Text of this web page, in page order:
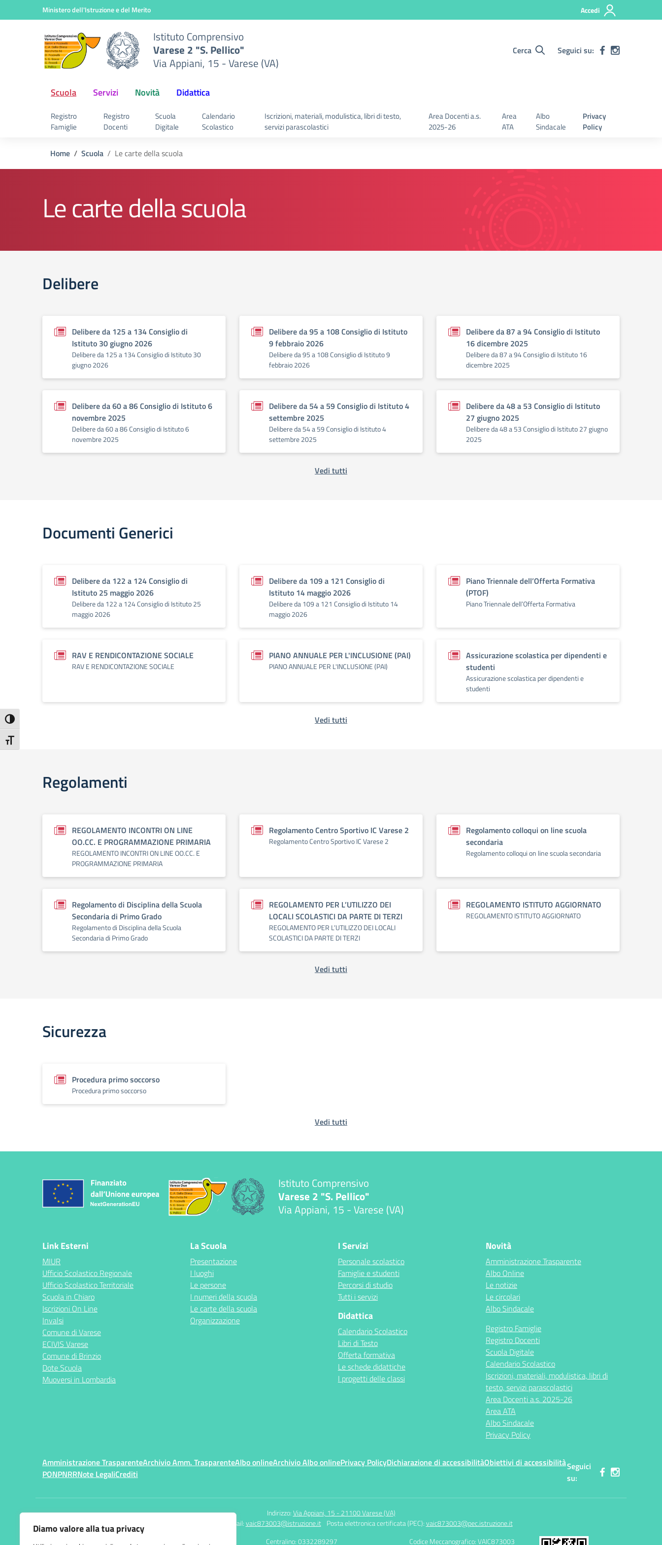
Diamo valore alla tua privacy
Attiva/disattiva alto contrasto
Attiva/disattiva dimensione testo
Vai ai contenuti
Vai al menu di navigazioneMinistero dell'Istruzione e del Merito Accedi
"S.
Istituto Comprensivo
Varese 2 "S. Pellico"
Via Appiani, 15 - Varese (VA)
Cerca Seguici su:
Scuola Servizi Novità Didattica
Registro
Famiglie
Registro
Docenti
Scuola
Digitale
Calendario
Scolastico
Iscrizioni, materiali, modulistica, libri di testo,
servizi parascolastici
Area Docenti a.s.
2025-26
Area
ATA
Albo
Sindacale
Privacy
Policy
Home Scuola Le carte della scuola
Le carte della scuola
Delibere
Delibere da 125 a 134 Consiglio di
Istituto 30 giugno 2026
Delibere da 125 a 134 Consiglio di Istituto 30
giugno 2026
Delibere da 95 a 108 Consiglio di Istituto
9 febbraio 2026
Delibere da 95 a 108 Consiglio di Istituto 9
febbraio 2026
Delibere da 87 a 94 Consiglio di Istituto
16 dicembre 2025
Delibere da 87 a 94 Consiglio di Istituto 16
dicembre 2025
Delibere da 60 a 86 Consiglio di Istituto 6
novembre 2025
Delibere da 60 a 86 Consiglio di Istituto 6
novembre 2025
Delibere da 54 a 59 Consiglio di Istituto 4
settembre 2025
Delibere da 54 a 59 Consiglio di Istituto 4
settembre 2025
Delibere da 48 a 53 Consiglio di Istituto
27 giugno 2025
Delibere da 48 a 53 Consiglio di Istituto 27 giugno
2025
Vedi tutti
Documenti Generici
Delibere da 122 a 124 Consiglio di
Istituto 25 maggio 2026
Delibere da 122 a 124 Consiglio di Istituto 25
maggio 2026
Delibere da 109 a 121 Consiglio di
Istituto 14 maggio 2026
Delibere da 109 a 121 Consiglio di Istituto 14
maggio 2026
Piano Triennale dell’Offerta Formativa
(PTOF)
Piano Triennale dell’Offerta Formativa
RAV E RENDICONTAZIONE SOCIALE
RAV E RENDICONTAZIONE SOCIALE
PIANO ANNUALE PER L'INCLUSIONE (PAI)
PIANO ANNUALE PER L'INCLUSIONE (PAI)
Assicurazione scolastica per dipendenti e
studenti
Assicurazione scolastica per dipendenti e
studenti
Vedi tutti
Regolamenti
REGOLAMENTO INCONTRI ON LINE
OO.CC. E PROGRAMMAZIONE PRIMARIA
REGOLAMENTO INCONTRI ON LINE OO.CC. E
PROGRAMMAZIONE PRIMARIA
Regolamento Centro Sportivo IC Varese 2
Regolamento Centro Sportivo IC Varese 2
Regolamento colloqui on line scuola
secondaria
Regolamento colloqui on line scuola secondaria
Regolamento di Disciplina della Scuola
Secondaria di Primo Grado
Regolamento di Disciplina della Scuola
Secondaria di Primo Grado
REGOLAMENTO PER L’UTILIZZO DEI
LOCALI SCOLASTICI DA PARTE DI TERZI
REGOLAMENTO PER L’UTILIZZO DEI LOCALI
SCOLASTICI DA PARTE DI TERZI
REGOLAMENTO ISTITUTO AGGIORNATO
REGOLAMENTO ISTITUTO AGGIORNATO
Vedi tutti
Sicurezza
Procedura primo soccorso
Procedura primo soccorso
Vedi tutti
Istituto Comprensivo
Varese 2 "S. Pellico"
Via Appiani, 15 - Varese (VA)
Link Esterni
MIUR
Ufficio Scolastico Regionale
Ufficio Scolastico Territoriale
Scuola in Chiaro
Iscrizioni On Line
Invalsi
Comune di Varese
ECIVIS Varese
Comune di Brinzio
Dote Scuola
Muoversi in Lombardia
La Scuola
Presentazione
I luoghi
Le persone
I numeri della scuola
Le carte della scuola
Organizzazione
I Servizi
Personale scolastico
Famiglie e studenti
Percorsi di studio
Tutti i servizi
Didattica
Calendario Scolastico
Libri di Testo
Offerta formativa
Le schede didattiche
I progetti delle classi
Novità
Amministrazione Trasparente
Albo Online
Le notizie
Le circolari
Albo Sindacale
Registro Famiglie
Registro Docenti
Scuola Digitale
Calendario Scolastico
Iscrizioni, materiali, modulistica, libri di
testo, servizi parascolastici
Area Docenti a.s. 2025-26
Area ATA
Albo Sindacale
Privacy Policy
Amministrazione TrasparenteArchivio Amm. TrasparenteAlbo onlineArchivio Albo onlinePrivacy PolicyDichiarazione di accessibilitàObiettivi di accessibilità
PONPNRRNote LegaliCrediti
Seguici
su:
Indirizzo:Via Appiani, 15 - 21100 Varese (VA)
Email:vaic873003@istruzione.it Posta elettronica certificata (PEC):vaic873003@pec.istruzione.it
Centralino: 0332289297 Codice Meccanografico: VAIC873003